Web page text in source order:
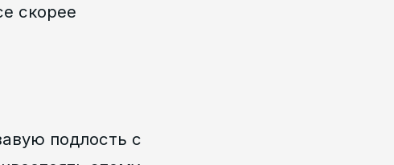
скорее
подлость с